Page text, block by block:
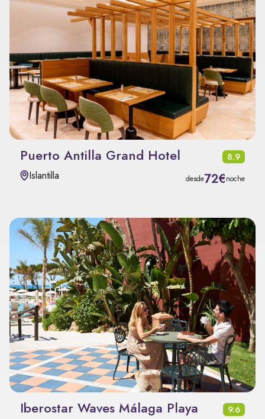
Puerto Antilla Grand Hotel 8.9
Islantilla desde72€noche
Iberostar Waves Málaga Playa 9.6